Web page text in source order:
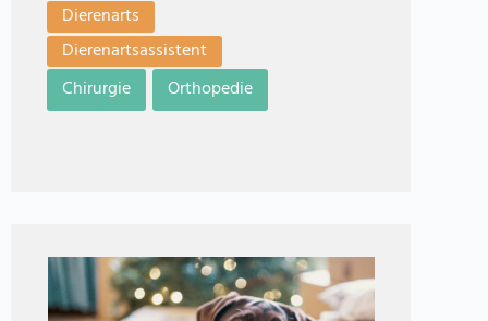
Dierenarts
Dierenartsassistent
Chirurgie
Orthopedie